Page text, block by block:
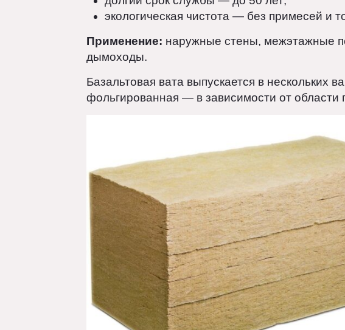
устойчивость к морозу — до –190 °C;
высокая паропроницаемость — стены
минимальный коэффициент
устойчивость к механическим нагрузкам
экологическая чистота — без примесей
Базальтовая вата выпускается в
фольгированная — в зависимости от